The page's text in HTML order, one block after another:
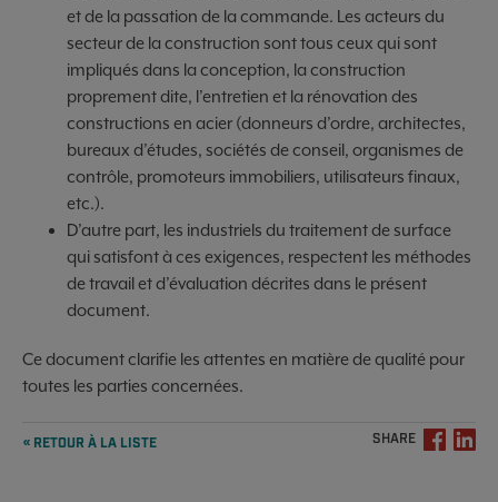
et de la passation de la commande. Les acteurs du
secteur de la construction sont tous ceux qui sont
impliqués dans la conception, la construction
proprement dite, l’entretien et la rénovation des
constructions en acier (donneurs d’ordre, architectes,
bureaux d’études, sociétés de conseil, organismes de
contrôle, promoteurs immobiliers, utilisateurs finaux,
etc.).
D’autre part, les industriels du traitement de surface
qui satisfont à ces exigences, respectent les méthodes
de travail et d’évaluation décrites dans le présent
document.
Ce document clarifie les attentes en matière de qualité pour
toutes les parties concernées.
« RETOUR À LA LISTE SHARE